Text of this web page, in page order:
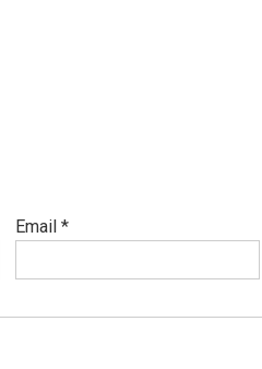
Email *